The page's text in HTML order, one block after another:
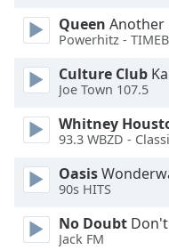
Background
Color
Opacity
Font
Size
Queen Another
Powerhitz -
Culture Club
Joe Town 107.5
Whitney
93.3 WBZD -
Oasis
90s HITS
No Doubt
Jack FM